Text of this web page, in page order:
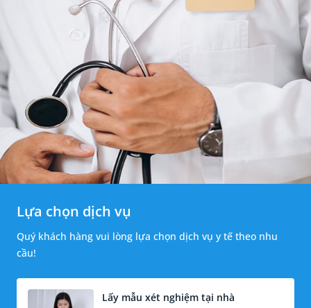
Lựa chọn dịch vụ
Quý khách hàng vui lòng lựa chọn dịch vụ y tế theo nhu
cầu!
Lấy mẫu xét nghiệm tại nhà